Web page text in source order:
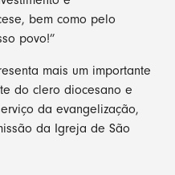
bem como pelo
povo!”
mais um importante
do clero diocesano e
da evangelização,
da Igreja de São